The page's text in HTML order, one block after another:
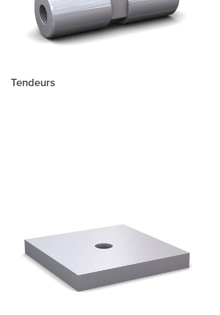
Tendeurs